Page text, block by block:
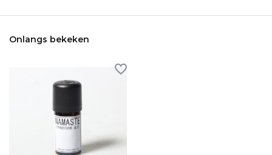
Onlangs bekeken